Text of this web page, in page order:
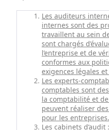
Les auditeurs
internes sont des
travaillent au sein
sont chargés
l’entreprise et de
conformes aux
exigences légales
Les experts-
comptables sont
la comptabilité et
peuvent réaliser
pour les entreprises.
Les cabinets d’audit